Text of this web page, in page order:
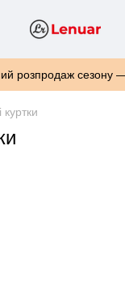
розпродаж сезону
куртки